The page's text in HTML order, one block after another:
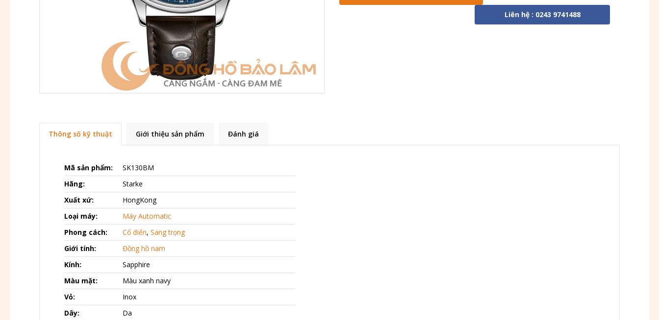
Liên hệ : 0243 9741488
Thông số kỹ thuật Giới thiệu sản phẩm Đánh giá
Mã sản phẩm:
SK130BM
Hãng:
Starke
Xuất xứ:
HongKong
Loại máy:
Máy Automatic
Phong cách:
Cổ điển, Sang trọng
Giới tính:
Đồng hồ nam
Kính:
Sapphire
Màu mặt:
Màu xanh navy
Vỏ:
Inox
Dây:
Da